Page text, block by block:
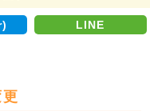
LINE